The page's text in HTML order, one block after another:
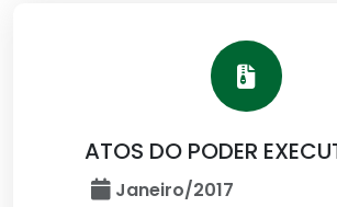
ATOS DO PODER
Janeiro/2017